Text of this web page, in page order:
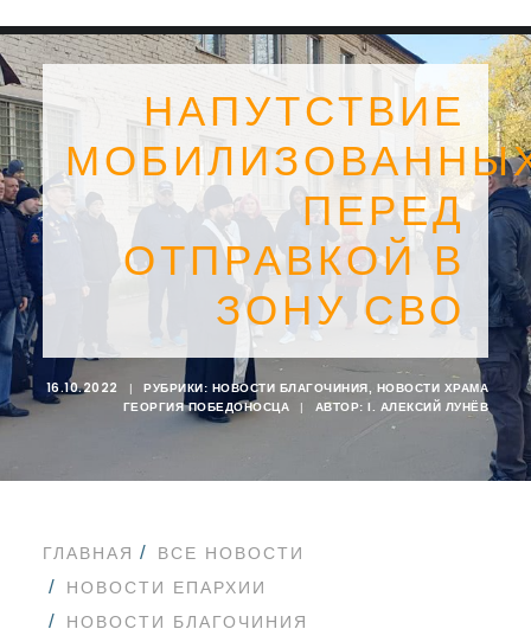
НАПУТСТВИЕ
ПЕРЕД
ОТПРАВКОЙ В
ЗОНУ СВО
16.10.2022 | РУБРИКИ: НОВОСТИ БЛАГОЧИНИЯ
НОВОСТИ ХРАМА
ГЕОРГИЯ ПОБЕДОНОСЦА
| АВТОР: I. АЛЕКСИЙ ЛУНЁВ
ГЛАВНАЯ
ВСЕ НОВОСТИ
НОВОСТИ ЕПАРХИИ
НОВОСТИ БЛАГОЧИНИЯ